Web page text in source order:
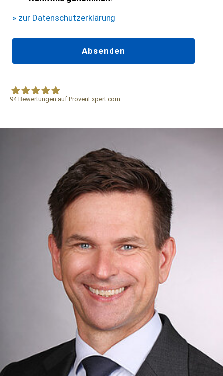
» zur Datenschutzerklärung
94Bewertungen auf ProvenExpert.com